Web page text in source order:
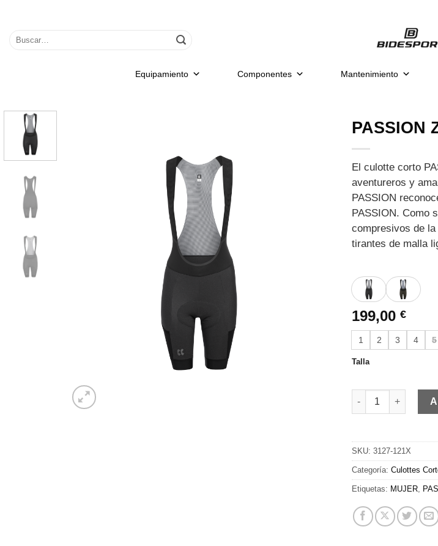
contenido
Buscar
Equipamiento Componentes Mantenimiento
PASSION
El culotte corto
aventureros y
PASSION
PASSION. Como
compresivos de
tirantes de malla
199,00 €
1 2 3 4 5
Talla
PASSION Z4 | Bib
SKU: 3127-121X
Categoría: Culottes
Etiquetas: MUJER